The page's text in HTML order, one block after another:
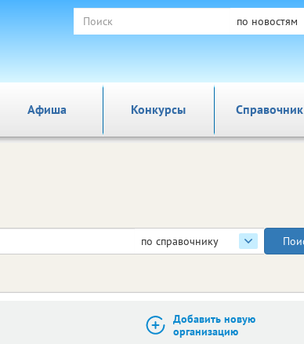
по новостям
Афиша Справочник
Конкурсы
по справочнику
Добавить новую
организацию